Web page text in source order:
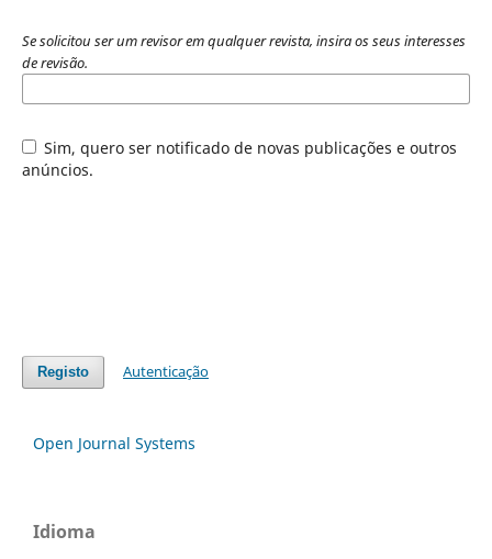
Se solicitou ser um revisor em qualquer revista, insira os seus interesses
de revisão.
Sim, quero ser notificado de novas publicações e outros
anúncios.
Registo Autenticação
Open Journal Systems
Idioma